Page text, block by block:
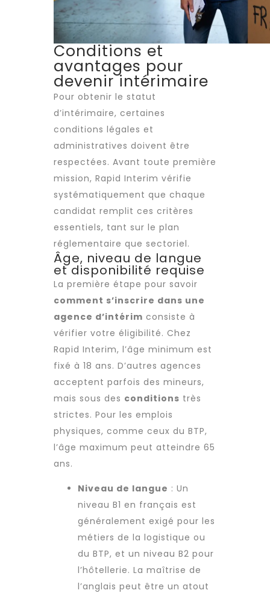
Conditions et
avantages pour
devenir intérimaire
Pour obtenir le statut
d’intérimaire, certaines
conditions légales et
administratives doivent être
respectées. Avant toute première
mission, Rapid Interim vérifie
systématiquement que chaque
candidat remplit ces critères
essentiels, tant sur le plan
réglementaire que sectoriel.
Âge, niveau de langue
et disponibilité requise
La première étape pour savoir
comment s’inscrire dans une
agence d’intérim consiste à
vérifier votre éligibilité. Chez
Rapid Interim, l’âge minimum est
fixé à 18 ans. D’autres agences
acceptent parfois des mineurs,
mais sous des conditions très
strictes. Pour les emplois
physiques, comme ceux du BTP,
l’âge maximum peut atteindre 65
ans.
Niveau de langue : Un
niveau B1 en français est
généralement exigé pour les
métiers de la logistique ou
du BTP, et un niveau B2 pour
l’hôtellerie. La maîtrise de
l’anglais peut être un atout